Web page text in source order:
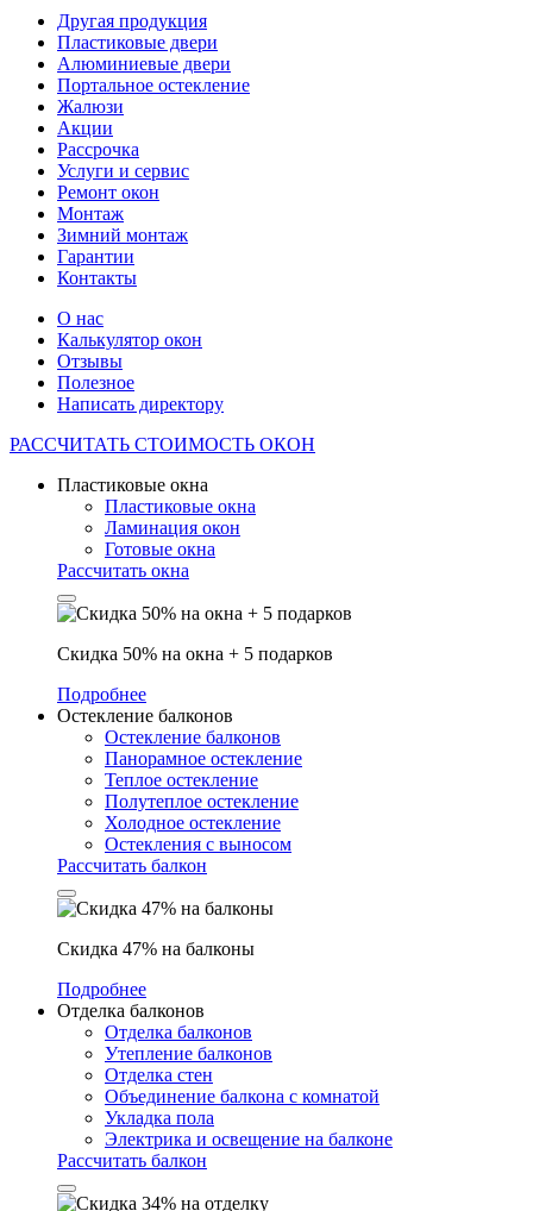
Другая продукция
Пластиковые двери
Алюминиевые двери
Портальное остекление
Жалюзи
Акции
Рассрочка
Услуги и сервис
Ремонт окон
Монтаж
Зимний монтаж
Гарантии
Контакты
О нас
Калькулятор окон
Отзывы
Полезное
Написать директору
РАССЧИТАТЬ СТОИМОСТЬ ОКОН
Пластиковые окна
Пластиковые окна
Ламинация окон
Готовые окна
Рассчитать окна
Скидка 50% на окна + 5 подарков
Подробнее
Остекление балконов
Остекление балконов
Панорамное остекление
Теплое остекление
Полутеплое остекление
Холодное остекление
Остекления с выносом
Рассчитать балкон
Скидка 47% на балконы
Подробнее
Отделка балконов
Отделка балконов
Утепление балконов
Отделка стен
Объединение балкона с комнатой
Укладка пола
Электрика и освещение на балконе
Рассчитать балкон